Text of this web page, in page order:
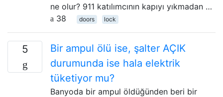
ne olur? 911 katılımcının kapıyı yıkmadan …
38
doors lock
5
Bir ampul ölü ise, şalter AÇIK
durumunda ise hala elektrik
tüketiyor mu?
Banyoda bir ampul öldüğünden beri bir